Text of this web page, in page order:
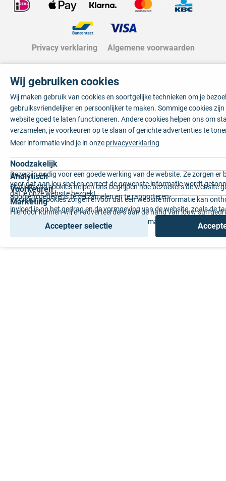
Privacy verklaring Algemene voorwaarden
Wij gebruiken cookies
Wij maken gebruik van cookies en soortgelijke technieken om je
gebruiksvriendelijker en persoonlijker te maken. Sommige cookies
website goed te laten functioneren. Andere cookies helpen ons om
verzamelen, je voorkeuren op te slaan of gerichte advertenties te
Meer informatie vind je in onze privacyverklaring
Noodzakelijk
Deze zijn nodig voor een goede werking van de website. Ze zorgen er
voor dat aan jou snel en correct de gewenste informatie wordt
dat je onze website bezoekt.
Analytisch
Statistische cookies helpen ons begrijpen hoe bezoekers de website
anoniem gegevens te verzamelen en te rapporteren.
Voorkeuren
Voorkeurscookies zorgen ervoor dat een website informatie kan
invloed is op het gedrag en de vormgeving van de website, zoals de
Marketing
Hierdoor kunnen wij en adverteerders aan de hand van jouw
gepersonaliseerde online advertenties en op maat gemaakte content
Accepteer selectie